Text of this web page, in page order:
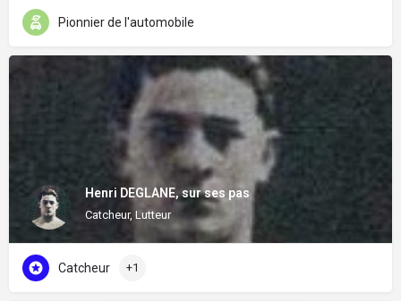
Pionnier de l'automobile
Henri DEGLANE, sur ses pas
Catcheur, Lutteur
Catcheur +1